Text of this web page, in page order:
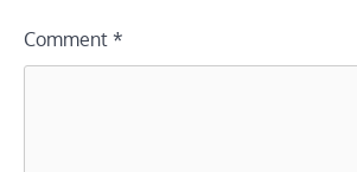
Comment *